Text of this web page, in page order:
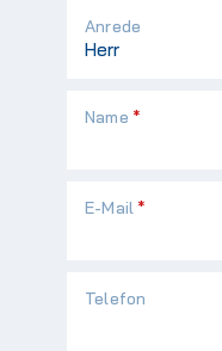
Anrede
Pflichtfeld
Name *
Pflichtfeld
E-Mail *
Telefon